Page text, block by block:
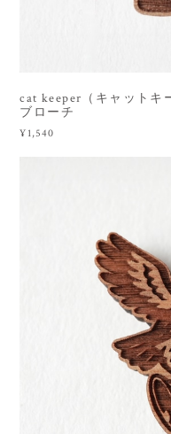
cat keeper（キャットキ
ブローチ
¥1,540